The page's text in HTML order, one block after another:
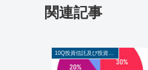
関連記事
10Q投資信託及び投資法人に関する業務